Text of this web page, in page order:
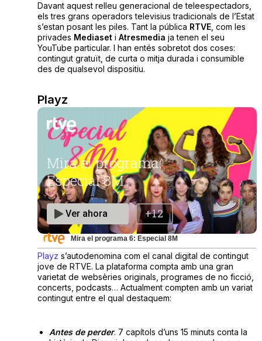
Davant aquest relleu generacional de teleespectadors,
els tres grans operadors televisius tradicionals de l’Estat
s’estan posant les piles. Tant la pública RTVE, com les
privades Mediaseti Atresmedia ja tenen el seu
YouTube particular. I han entés sobretot dos coses:
contingut gratuït, de curta o mitja durada i consumible
des de qualsevol dispositiu.
Playz
Mira el programa 6: Especial 8M
Playz s’autodenomina com el canal digital de contingut
jove de RTVE. La plataforma compta amb una gran
varietat de websèries originals, programes de no ficció,
concerts, podcasts… Actualment compten amb un variat
contingut entre el qual destaquem:
Antes de perder. 7 capítols d’uns 15 minuts conta la